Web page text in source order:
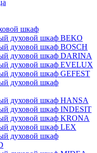
шкаф
духовой шкаф BEKO
духовой шкаф BOSCH
духовой шкаф DARINA
духовой шкаф EVELUX
духовой шкаф GEFEST
духовой шкаф
духовой шкаф HANSA
духовой шкаф INDESIT
духовой шкаф KRONA
духовой шкаф LEX
духовой шкаф